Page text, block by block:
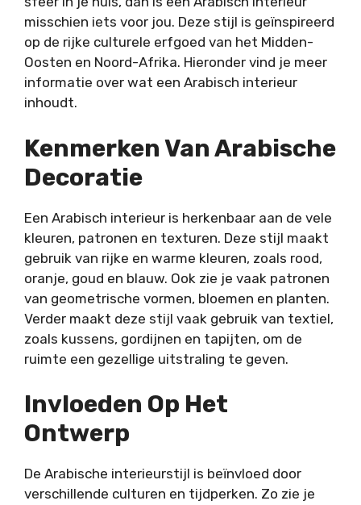
misschien iets voor jou. Deze stijl is geïnspireerd
op de rijke culturele erfgoed van het Midden-
Oosten en Noord-Afrika. Hieronder vind je meer
informatie over wat een Arabisch interieur
inhoudt.
Kenmerken Van Arabische
Decoratie
Een Arabisch interieur is herkenbaar aan de vele
kleuren, patronen en texturen. Deze stijl maakt
gebruik van rijke en warme kleuren, zoals rood,
oranje, goud en blauw. Ook zie je vaak patronen
van geometrische vormen, bloemen en planten.
Verder maakt deze stijl vaak gebruik van textiel,
zoals kussens, gordijnen en tapijten, om de
ruimte een gezellige uitstraling te geven.
Invloeden Op Het
Ontwerp
De Arabische interieurstijl is beïnvloed door
verschillende culturen en tijdperken. Zo zie je